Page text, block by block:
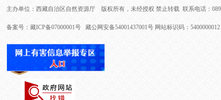
主办单位：西藏自治区自然资源厅 版权所有，未经授权 禁止转载 联系电话：
备案号：藏ICP备07000001号 藏公网安备54001437001号 网站标识码：